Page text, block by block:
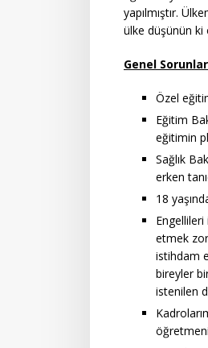
yapılmıştır.
ülke düşünün ki
Genel
Özel
Eğitim
eğitimin
Sağlık
erken
18
etmek
istihdam
bireyler
istenilen